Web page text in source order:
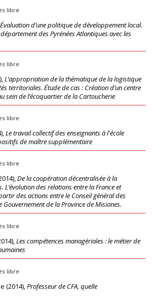
libre
Évaluation d’une politique de développement local.
des Pyrénées Atlantiques avec les
libre
),L’appropriation de la thématique de la logistique
territoriales. Étude de cas : Création d’un centre
sein de l’écoquartier de la Cartoucherie
libre
),Le travail collectif des enseignants à l'école
de maître supplémentaire
libre
),De la coopération décentralisée à la
des relations entre la France et
des actions entre le Conseil général des
Gouvernement de la Province de Misiones.
libre
),Les compétences managériales : le métier de
libre
(2014),Professeur de CFA, quelle